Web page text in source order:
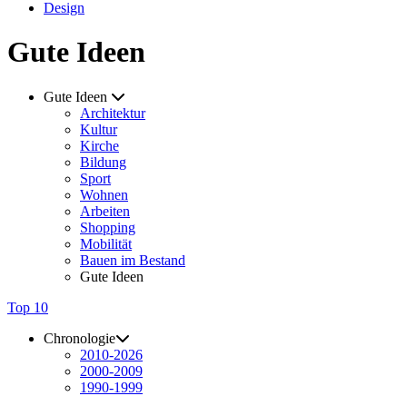
Design
Gute Ideen
Gute Ideen
Architektur
Kultur
Kirche
Bildung
Sport
Wohnen
Arbeiten
Shopping
Mobilität
Bauen im Bestand
Gute Ideen
Top 10
Chronologie
2010-2026
2000-2009
1990-1999